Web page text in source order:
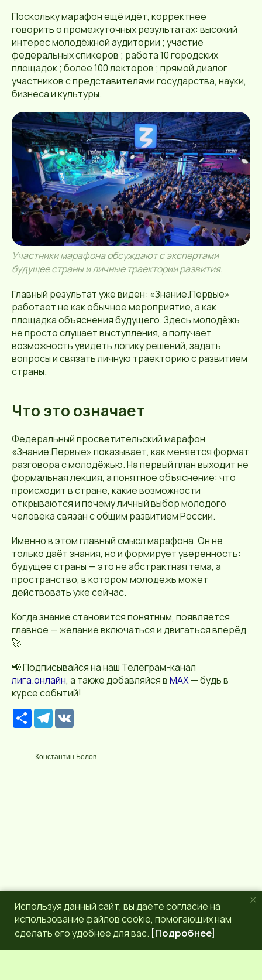
Поскольку марафон ещё идёт, корректнее
говорить о промежуточных результатах: высокий
интерес молодёжной аудитории ; участие
федеральных спикеров ; работа 10 городских
площадок ; более 100 лекторов ; прямой диалог
участников с представителями государства, науки,
бизнеса и культуры.
Участники марафона обсуждают с экспертами
будущее страны и личные траектории развития.
Главный результат уже виден: «Знание.Первые»
работает не как обычное мероприятие, а как
площадка объяснения будущего. Здесь молодёжь
не просто слушает выступления, а получает
возможность увидеть логику решений, задать
вопросы и связать личную траекторию с развитием
страны.
Что это означает
Федеральный просветительский марафон
«Знание.Первые» показывает, как меняется формат
разговора с молодёжью. На первый план выходит не
формальная лекция, а понятное объяснение: что
происходит в стране, какие возможности
открываются и почему личный выбор молодого
человека связан с общим развитием России.
Именно в этом главный смысл марафона. Он не
только даёт знания, но и формирует уверенность:
будущее страны — это не абстрактная тема, а
пространство, в котором молодёжь может
действовать уже сейчас.
Когда знание становится понятным, появляется
главное — желание включаться и двигаться вперёд
🚀
📢 Подписывайся на наш Телеграм-канал
лига.онлайн, а также добавляйся вMAX— будь в
курсе событий!
Р
е
р
с
T
e
r
Константин Белов
Используя данный сайт, вы даете согласие на
использование файлов cookie, помогающих нам
сделать его удобнее для вас. [Подробнее]